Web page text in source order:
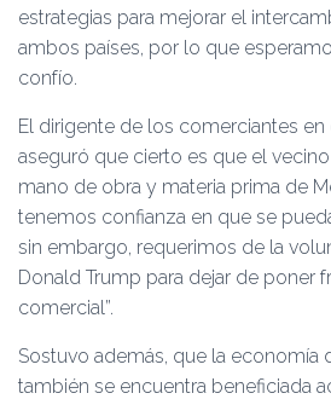
estrategias para mejorar el
ambos países, por lo que
confío.
El dirigente de los comerciantes en
aseguró que cierto es que el
mano de obra y materia prima de
tenemos confianza en que se
sin embargo, requerimos de la
Donald Trump para dejar de poner
comercial”.
Sostuvo además, que la economía
también se encuentra beneficiada